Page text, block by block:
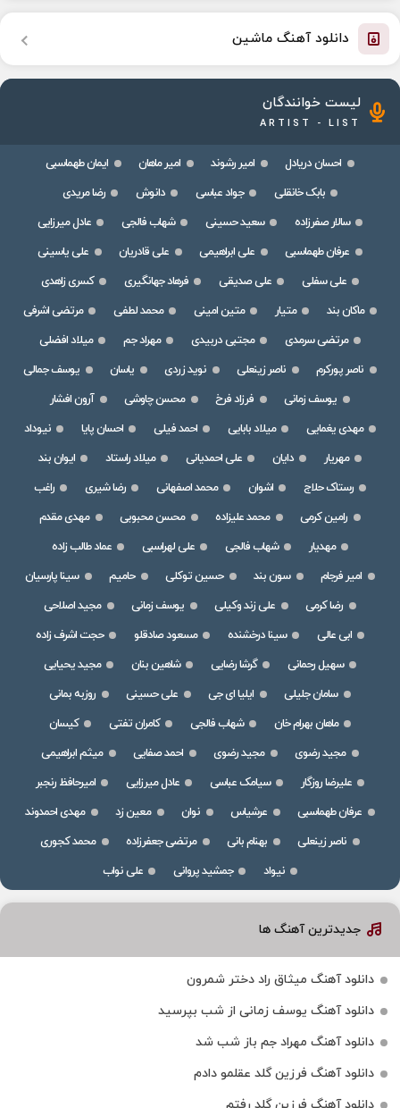
دانلود آهنگ ماشین
لیست خوانندگان
ARTIST - LIST
احسان دریادل امیر رشوند امیر ماهان
ایمان طهماسبی
بابک خانقلی
جواد عباسی دانوش
رضا مریدی
سالار صفرزاده
سعید حسینی شهاب فالجی
عادل میرزایی
عرفان طهماسبی
علی ابراهیمی علی قادریان
علی یاسینی
علی سفلی
علی صدیقی فرهاد جهانگیری
کسری زاهدی
ماکان بند
متیار متین امینی محمد لطفی
مرتضی اشرفی
مرتضی سرمدی
مجتبی دربیدی مهراد جم
میلاد افضلی
ناصر پورکرم
ناصر زینعلی نوید زردی یاسان
یوسف جمالی
یوسف زمانی
فرزاد فرخ محسن چاوشی
آرون افشار
مهدی یغمایی
میلاد بابایی احمد فیلی احسان پایا
نیوداد
مهریار
دایان علی احمدیانی میلاد راستاد
ایوان بند
رستاک حلاج
اشوان محمد اصفهانی رضا شیری
راغب
رامین کرمی
محمد علیزاده محسن محبوبی
مهدی مقدم
مهدیار
شهاب فالجی علی لهراسبی
عماد طالب زاده
امیر فرجام
سون بند حسین توکلی حامیم
سینا پارسیان
رضا کرمی
علی زند وکیلی یوسف زمانی
مجید اصلاحی
ابی عالی
سینا درخشنده مسعود صادقلو
حجت اشرف زاده
سهیل رحمانی
گرشا رضایی شاهین بنان
مجید یحیایی
سامان جلیلی
ایلیا ای جی علی حسینی
روزبه بمانی
ماهان بهرام خان
شهاب فالجی کامران تفتی
کیسان
مجید رضوی
مجید رضوی احمد صفایی
میثم ابراهیمی
علیرضا روزگار
سیامک عباسی عادل میرزایی
امیرحافظ رنجبر
عرفان طهماسبی
عرشیاس نوان معین زد
مهدی احمدوند
ناصر زینعلی
بهنام بانی مرتضی جعفرزاده
محمد کجوری
نیواد
جمشید پروانی علی نواب
جدیدترین آهنگ ها
دانلود آهنگ میثاق راد دختر شمرون
دانلود آهنگ یوسف زمانی از شب بپرسید
دانلود آهنگ مهراد جم باز شب شد
دانلود آهنگ فرزین گلد عقلمو دادم